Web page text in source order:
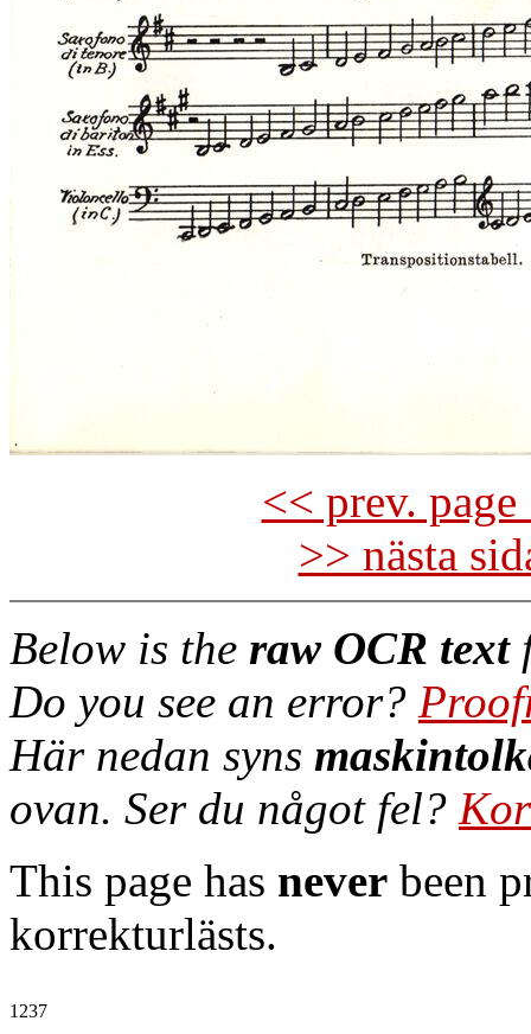
<< prev.
>> nästa
Below is the raw OCR text
Do you see an error?
Här nedan syns
ovan. Ser du något fel?
This page has never been
korrekturlästs.
1237